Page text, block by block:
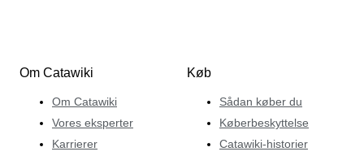
Om Catawiki
Om Catawiki
Vores eksperter
Karrierer
Køb
Sådan køber du
Køberbeskyttelse
Catawiki-historier